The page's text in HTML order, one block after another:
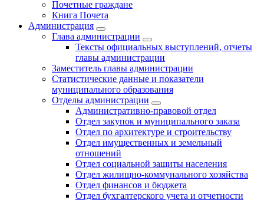
Почетные граждане
Книга Почета
Администрация
Глава администрации
Тексты официальных выступлений, отчеты
главы администрации
Заместитель главы администрации
Статистические данные и показатели
муниципального образования
Отделы администрации
Административно-правовой отдел
Отдел закупок и муниципального заказа
Отдел по архитектуре и строительству
Отдел имущественных и земельный
отношений
Отдел социальной защиты населения
Отдел жилищно-коммунального хозяйства
Отдел финансов и бюджета
Отдел бухгалтерского учета и отчетности